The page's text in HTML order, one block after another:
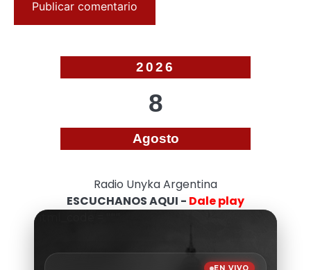
2026
8
Agosto
Radio Unyka Argentina
ESCUCHANOS AQUI - Dale play